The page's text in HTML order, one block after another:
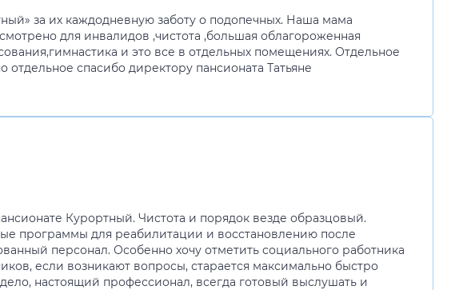
за их каждодневную заботу о подопечных. Наша мама
для инвалидов ,чистота ,большая облагороженная
и это все в отдельных помещениях. Отдельное
спасибо директору пансионата Татьяне
Курортный. Чистота и порядок везде образцовый.
программы для реабилитации и восстановлению после
персонал. Особенно хочу отметить социального работника
если возникают вопросы, старается максимально быстро
настоящий профессионал, всегда готовый выслушать и